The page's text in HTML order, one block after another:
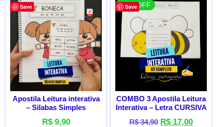
Save
Apostila Leitura interativa
– Silabas Simples
R$9,90
Save
51 % OFF
COMBO 3 Apostila Leitura
Interativa – Letra CURSIVA
R$34,90 R$17,00